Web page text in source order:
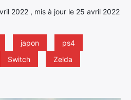
2022 , mis à jour le 25 avril 2022
japon
ps4
Switch Zelda